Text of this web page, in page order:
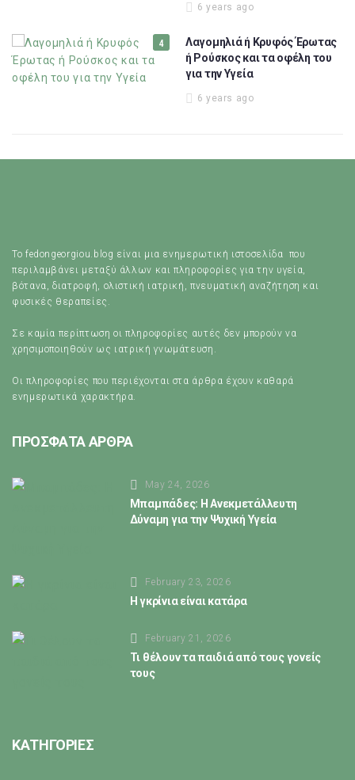
6 years ago
Λαγομηλιά ή Κρυφός Έρωτας
ή Ρούσκος και τα οφέλη του
για την Υγεία
6 years ago
Το fedongeorgiou.blog είναι μια ενημερωτική ιστοσελίδα που
περιλαμβάνει μεταξύ άλλων και πληροφορίες για την υγεία,
βότανα, διατροφή, ολιστική ιατρική, πνευματική αναζήτηση και
φυσικές θεραπείες.
Σε καμία περίπτωση οι πληροφορίες αυτές δεν μπορούν να
χρησιμοποιηθούν ως ιατρική γνωμάτευση.
Οι πληροφορίες που περιέχονται στα άρθρα έχουν καθαρά
ενημερωτικά χαρακτήρα.
ΠΡΟΣΦΑΤΑ ΑΡΘΡΑ
May 24, 2026
Μπαμπάδες: Η Ανεκμετάλλευτη
Δύναμη για την Ψυχική Υγεία
February 23, 2026
Η γκρίνια είναι κατάρα
February 21, 2026
Τι θέλουν τα παιδιά από τους γονείς
τους
ΚΑΤΗΓΟΡΙΕΣ